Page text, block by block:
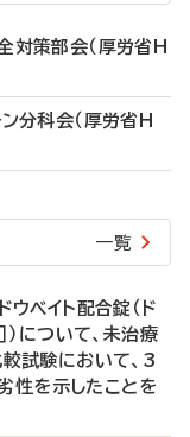
策部会（厚労省H
分科会（厚労省H
一覧
ベイト配合錠（ド
について、未治療
試験において、3
を示したことを